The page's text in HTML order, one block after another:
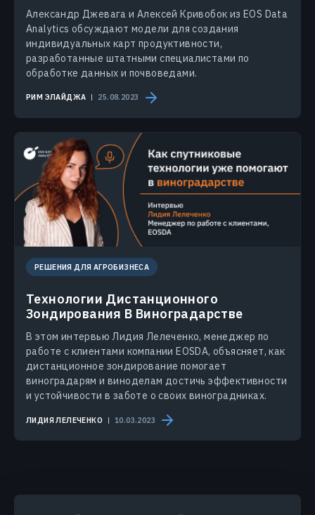
Александр Джевага и Алексей Кривобок из EOS Data
Analytics обсуждают модели для создания
индивидуальных карт продуктивности,
разработанные штатными специалистами по
обработке данных и почвоведами.
РИМ ЭЛАЙДЖА 25.08.2023
РЕШЕНИЯ ДЛЯ АГРОБИЗНЕСА
Технологии Дистанционного
Зондирования В Виноградарстве
В этом интервью Лидия Лелеченко, менеджер по
работе с клиентами компании EOSDA, объясняет, как
дистанционное зондирование помогает
виноградарям и виноделам достичь эффективности
и устойчивости в заботе о своих виноградниках.
ЛИДИЯ ЛЕЛЕЧЕНКО 10.03.2023